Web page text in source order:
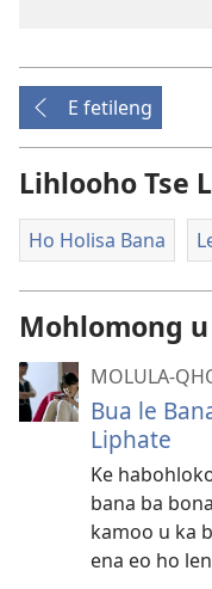
E fetileng
Lihlooho Tse
Ho Holisa Bana
Mohlomong
MOLULA-
Bua le
Liphate
Ke
bana ba
kamoo u ka
ena eo ho